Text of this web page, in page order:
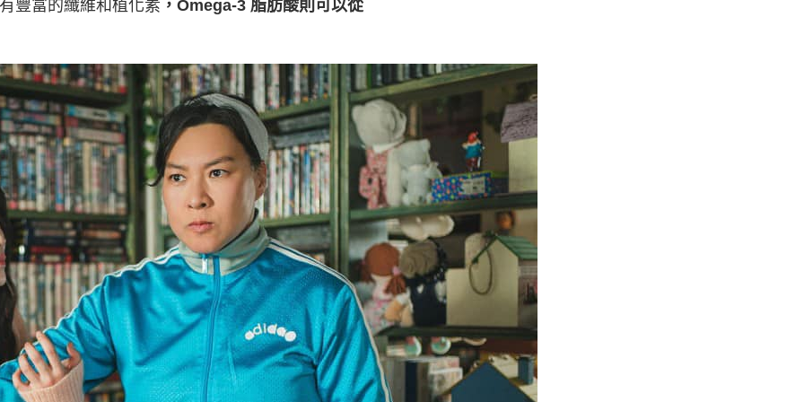
豐富的纖維和植化素 ，Omega-3 脂肪酸則可以從